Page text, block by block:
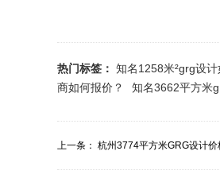
热门标签： 知名1258米²grg设计
商如何报价？
知名3662平方米
上一条： 杭州3774平方米GRG设计价